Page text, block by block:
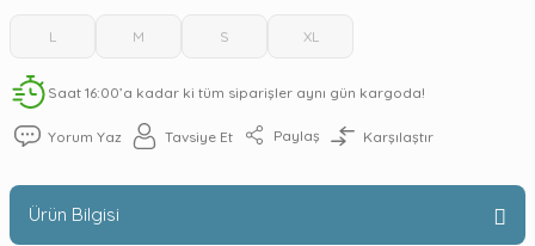
L M S XL
Saat 16:00’a kadar ki tüm siparişler aynı gün kargoda!
Yorum Yaz Tavsiye Et Paylaş Karşılaştır
Ürün Bilgisi